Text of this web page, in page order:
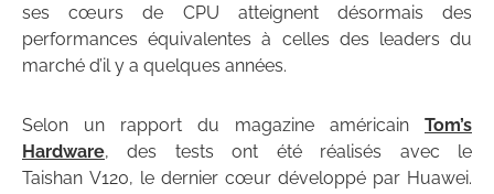
ses cœurs de CPU atteignent désormais des
performances équivalentes à celles des leaders du
marché d’il y a quelques années.
Selon un rapport du magazine américain Tom’s
Hardware, des tests ont été réalisés avec le
Taishan V120, le dernier cœur développé par Huawei.